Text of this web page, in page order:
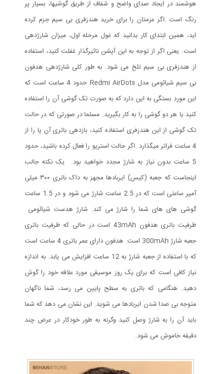
هوشمند در ایجاد صدای واضح و شفاف از طریق گوشی‎ها، بسیار پر
رنگ است .اگر عزمتان را برای خرید هندزفری بی سیم جزم کرده
اید، همین ابتدای کار بدانید که غول مرحله اول، میزان شارژدهی
است. یعنی اگر از توجه به این آپشن تاثیرگذار غفلت کنید، استفاده
از هندزفری بی سیم تلخ می شود. به طور کلی شارژدهی هدفون
بی‌ سیم شیائومی مدل Redmi AirDots حدود 4 ساعت است که
این مورد بستگی به این دارد که به صورت تک گوشی آن را استفاده
کنید یا هر دو گوشی را به کار بگیرید. مسلما در صورتی که در حالت
تک گوشی از این هندزفری استفاده کنید، بازدهی باتری آن پا را از
4 ساعت فراتر میگذارد. اگر حالت استریو را فعال کرده باشید، حدود
5 ساعت بدون نیاز به شارژ مجدد خواهید بود. یک نکته جالب
اینجاست که جعبه (کیس) ایربادها مجهز به داک باتری ۳۰۰ میلی
آمپر ساعتی است که در 2.5 ساعت شارژ می شود و در 1.5 ساعت
گوشی های های شما را شارژ می کند. شارژ هدست شیائومی
ظرفیت باتری هدفون 43mAh است در حالی که ظرفیت باتری
جعبه شارژ 300mAh است. هدفون دارای عمر باتری 4 ساعت است
که با استفاده از جعبه شارژ به 12 ساعت افزایش می یابد. به اندازه
نیاز کافی است که برای یک روز موسیقی مورد علاقه خود را گوش
دهید. هنگامی که باتری به سطح پایین می رسد، شما ناگهان
متوجه بی صدا شدن ایربادها می شوید. این نشان می دهد که شما
باید آن را به شارژ وصل کنید وگرنه به طور خودکار در عرض چند
دقیقه خاموش می شود.